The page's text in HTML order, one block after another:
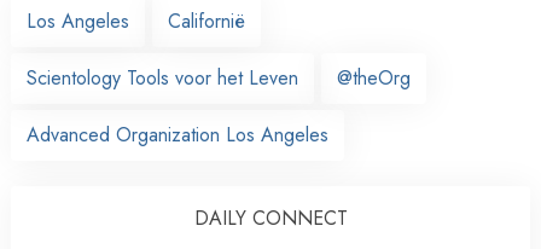
Los Angeles
Californië
Scientology Tools voor het Leven @theOrg
Advanced Organization Los Angeles
DAILY CONNECT